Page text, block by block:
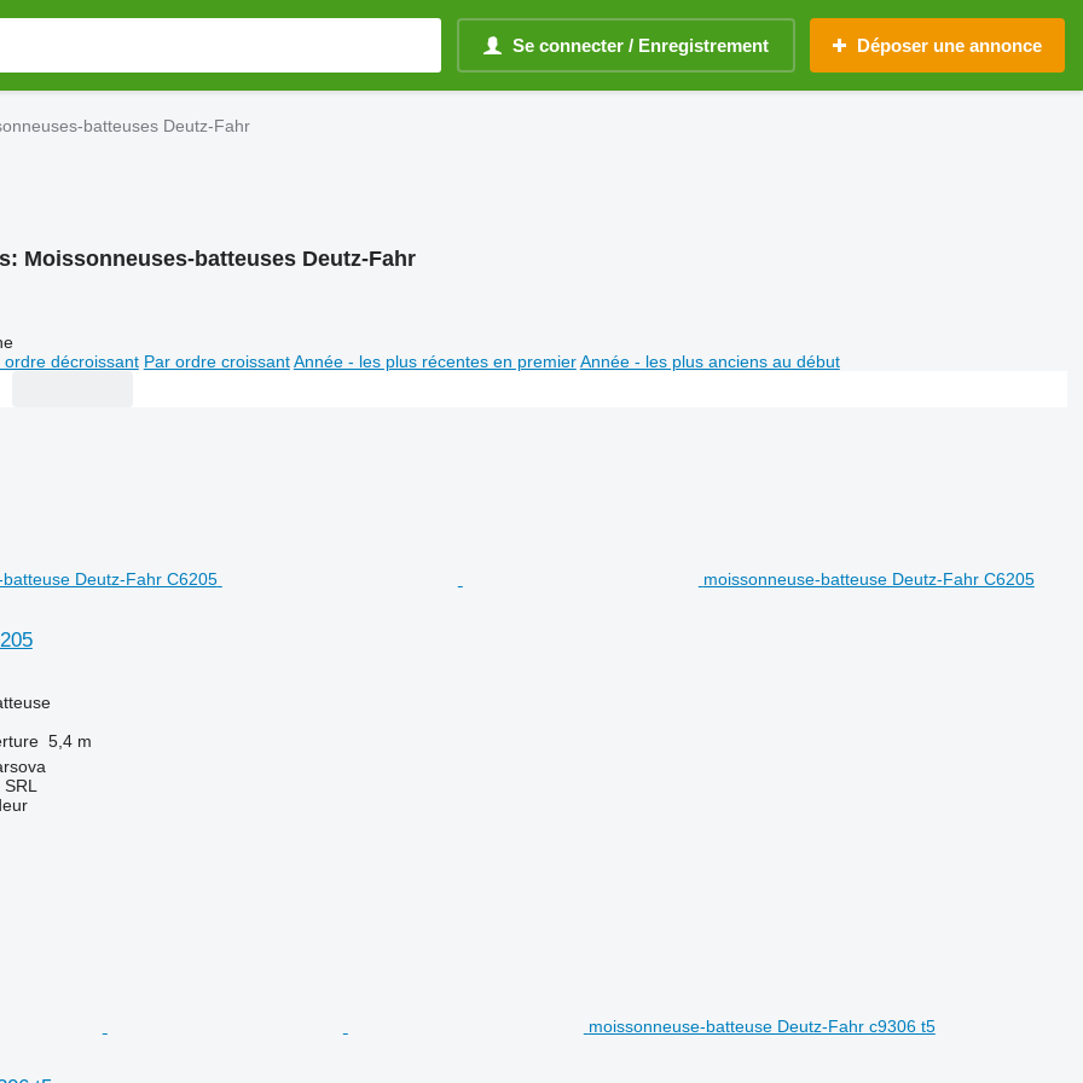
Se connecter / Enregistrement Déposer une annonce
batteuses Deutz-Fahr
Moissonneuses-batteuses Deutz-Fahr
ordre décroissant Par ordre croissant Année - les plus récentes en premier Année - les plus anciens au début
moissonneuse-batteuse Deutz-Fahr C6205
5,4 m
moissonneuse-batteuse Deutz-Fahr c9306 t5